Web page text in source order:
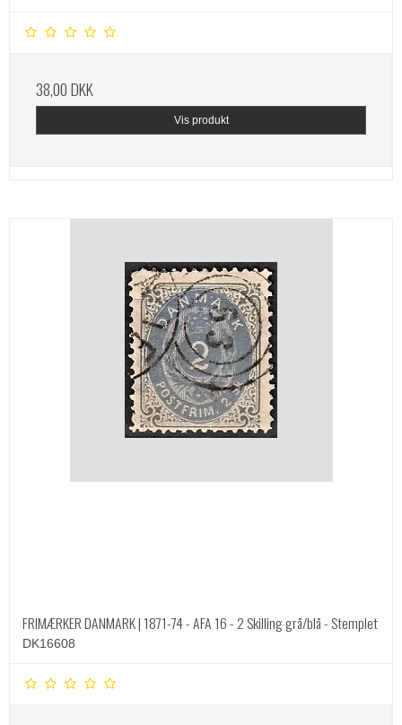
38,00 DKK
Vis produkt
FRIMÆRKER DANMARK | 1871-74 - AFA 16 - 2 Skilling grå/blå - Stemplet
DK16608